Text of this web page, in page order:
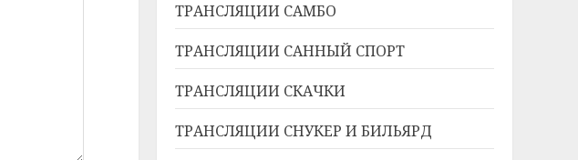
ТРАНСЛЯЦИИ САМБО
ТРАНСЛЯЦИИ САННЫЙ СПОРТ
ТРАНСЛЯЦИИ СКАЧКИ
ТРАНСЛЯЦИИ СНУКЕР И БИЛЬЯРД